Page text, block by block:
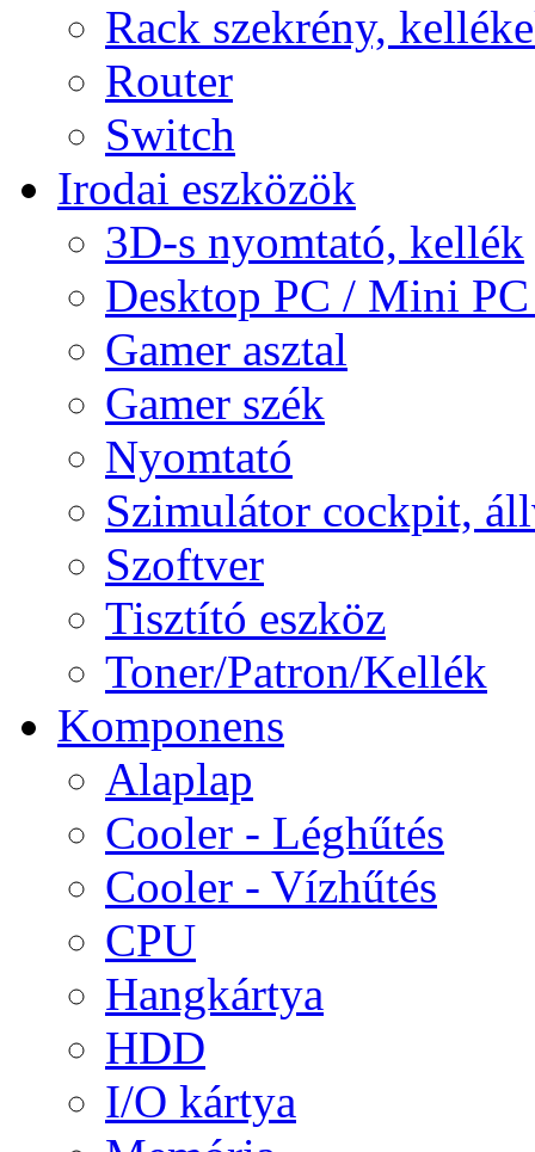
Rack szekrény,
Router
Switch
Irodai eszközök
3D-s nyomtató, kellék
Desktop PC / Mini
Gamer asztal
Gamer szék
Nyomtató
Szimulátor cockpit,
Szoftver
Tisztító eszköz
Toner/Patron/Kellék
Komponens
Alaplap
Cooler - Léghűtés
Cooler - Vízhűtés
CPU
Hangkártya
HDD
I/O kártya